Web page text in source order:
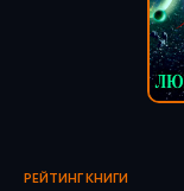
РЕЙТИНГ КНИГИ